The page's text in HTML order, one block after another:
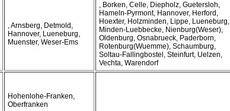
, Arnsberg, Detmold,
Hannover, Lueneburg,
Muenster, Weser-Ems
, Borken, Celle, Diepholz, Guetersloh,
Hameln-Pyrmont, Hannover, Herford,
Hoexter, Holzminden, Lippe, Lueneburg,
Minden-Luebbecke, Nienburg(Weser),
Oldenburg, Osnabrueck, Paderborn,
Rotenburg(Wuemme), Schaumburg,
Soltau-Fallingbostel, Steinfurt, Uelzen,
Vechta, Warendorf
Hohenlohe-Franken,
Oberfranken